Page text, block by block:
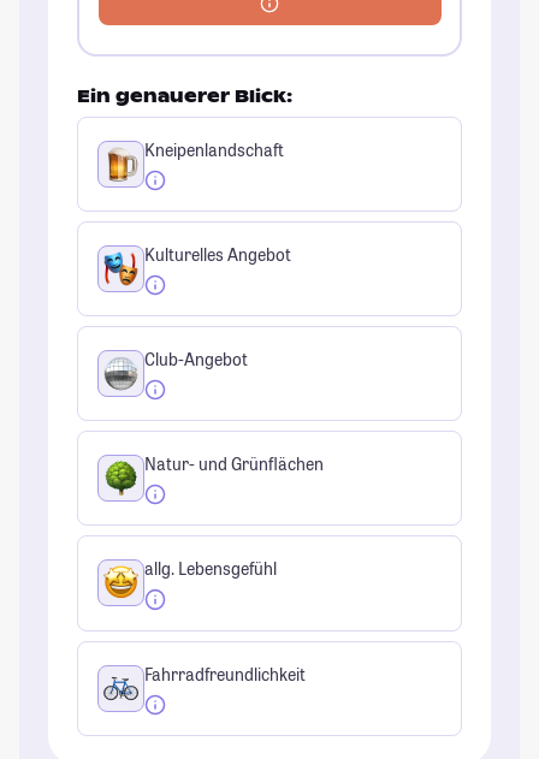
Ein genauerer Blick:
Kneipenlandschaft
Kulturelles Angebot
Club-Angebot
Natur- und Grünflächen
allg. Lebensgefühl
Fahrradfreundlichkeit